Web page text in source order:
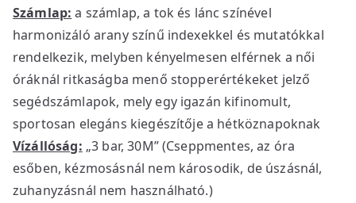
Számlap: a számlap, a tok és lánc színével
harmonizáló arany színű indexekkel és mutatókkal
rendelkezik, melyben kényelmesen elférnek a női
óráknál ritkaságba menő stopperértékeket jelző
segédszámlapok, mely egy igazán kifinomult,
sportosan elegáns kiegészítője a hétköznapoknak
Vízállóság: „3 bar, 30M” (Cseppmentes, az óra
esőben, kézmosásnál nem károsodik, de úszásnál,
zuhanyzásnál nem használható.)